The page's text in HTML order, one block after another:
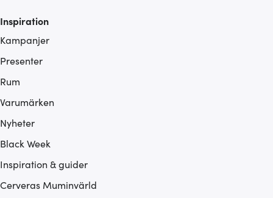
Inspiration
Kampanjer
Presenter
Rum
Varumärken
Nyheter
Black Week
Inspiration & guider
Cerveras Muminvärld